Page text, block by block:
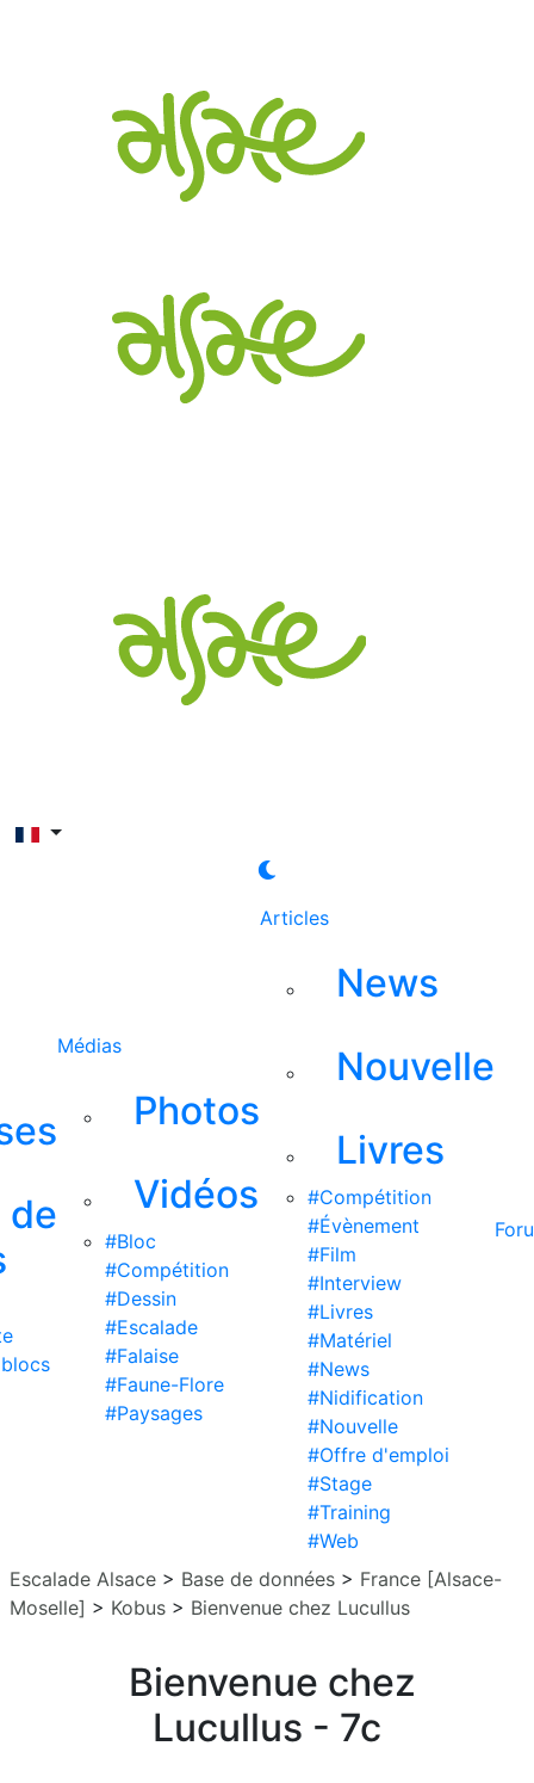
de
Médias
Photos
Vidéos
#Bloc
#Compétition
#Dessin
#Escalade
#Falaise
#Faune-Flore
#Paysages
Articles
News
Nouvelle
Livres
#Compétition
#Évènement
#Film
#Interview
#Livres
#Matériel
#News
#Nidification
#Nouvelle
#Offre d'emploi
#Stage
#Training
#Web
Escalade Alsace > Base de données > France [Alsace-
Moselle] > Kobus > Bienvenue chez Lucullus
Bienvenue chez
Lucullus - 7c